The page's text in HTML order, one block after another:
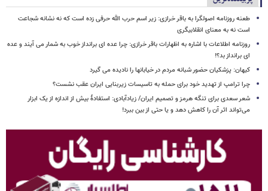
طعنه روزنامه اصولگرا به باقر خرازی: زیر اسم حرب الله حرفی زده است که نه نشانه شجاعت
است نه به معنای انقلابیگری
روزنامه اطلاعات با اشاره به اظهارات باقر خرازی: چرا عده ای برانداز خوب به شمار می آیند و عده
ای برانداز بد؟!
کیهان: پزشکیان حضور شبانه مردم در خیابانها را نادیده می گیرد
چرا ترامپ از تهدید خود برای حمله به تاسیسات زیربنایی ایران عقب نشست؟
شعر سعدی برای تنگه هرمز و تصمیم ایران/ زیادآبادی: استفادهٔ بیش از اندازه از یک ابزار
می‌تواند اثر آن را کاهش دهد و یا حتی از بین ببرد!